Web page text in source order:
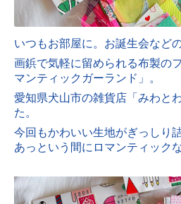
いつもお部屋に。お誕生会など
画鋲で気軽に留められる布製の
マンティックガーランド」。
愛知県犬山市の雑貨店「みわと
た。
今回もかわいい生地がぎっしり
あっという間にロマンティック